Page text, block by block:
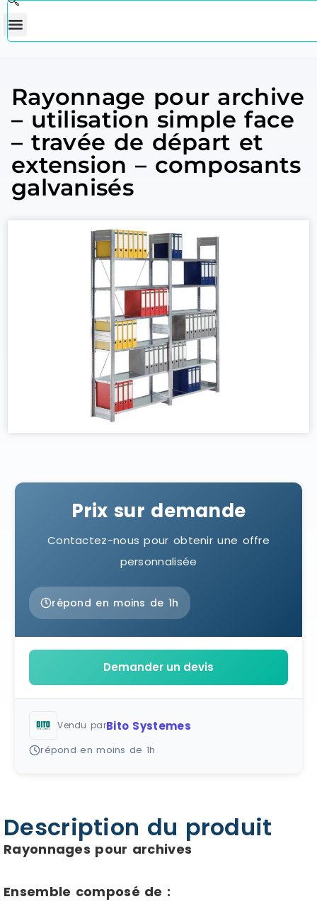
Rayonnage pour archive
– utilisation simple face
– travée de départ et
extension – composants
galvanisés
Prix sur demande
Contactez-nous pour obtenir une offre
personnalisée
répond en moins de 1h
Demander un devis
Vendu parBito Systemes
répond en moins de 1h
Description du produit
Rayonnages pour archives
Ensemble composé de :